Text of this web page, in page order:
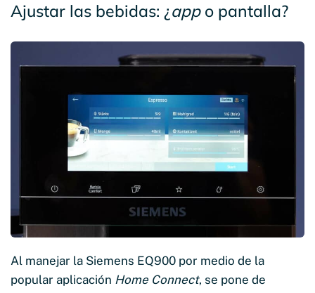
Ajustar las bebidas: ¿appo pantalla?
Al manejar la Siemens EQ900 por medio de la
popular aplicación Home Connect, se pone de